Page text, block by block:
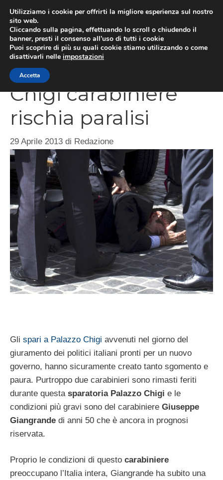
contenuto
Sparatoria Palazzo
Chigi carabiniere
rischia paralisi
29 Aprile 2013 di Redazione
Gli spari a Palazzo Chigi avvenuti nel giorno del
giuramento dei politici italiani pronti per un nuovo
governo, hanno sicuramente creato tanto sgomento e
paura. Purtroppo due carabinieri sono rimasti feriti
durante questa sparatoria Palazzo Chigi e le
condizioni più gravi sono del carabiniere Giuseppe
Giangrande di anni 50 che è ancora in prognosi
riservata.
Proprio le condizioni di questo carabiniere
preoccupano l’Italia intera, Giangrande ha subito una
Utilizziamo i cookie per offrirti la migliore esperienza sul nostro
sito web.
Cliccando sulla pagina, effettuando lo scroll o chiudendo il
banner, presti il consenso all’uso di tutti i cookie
Puoi scoprire di più su quali cookie stiamo utilizzando o come
disattivarli nelle impostazioni
Accetta